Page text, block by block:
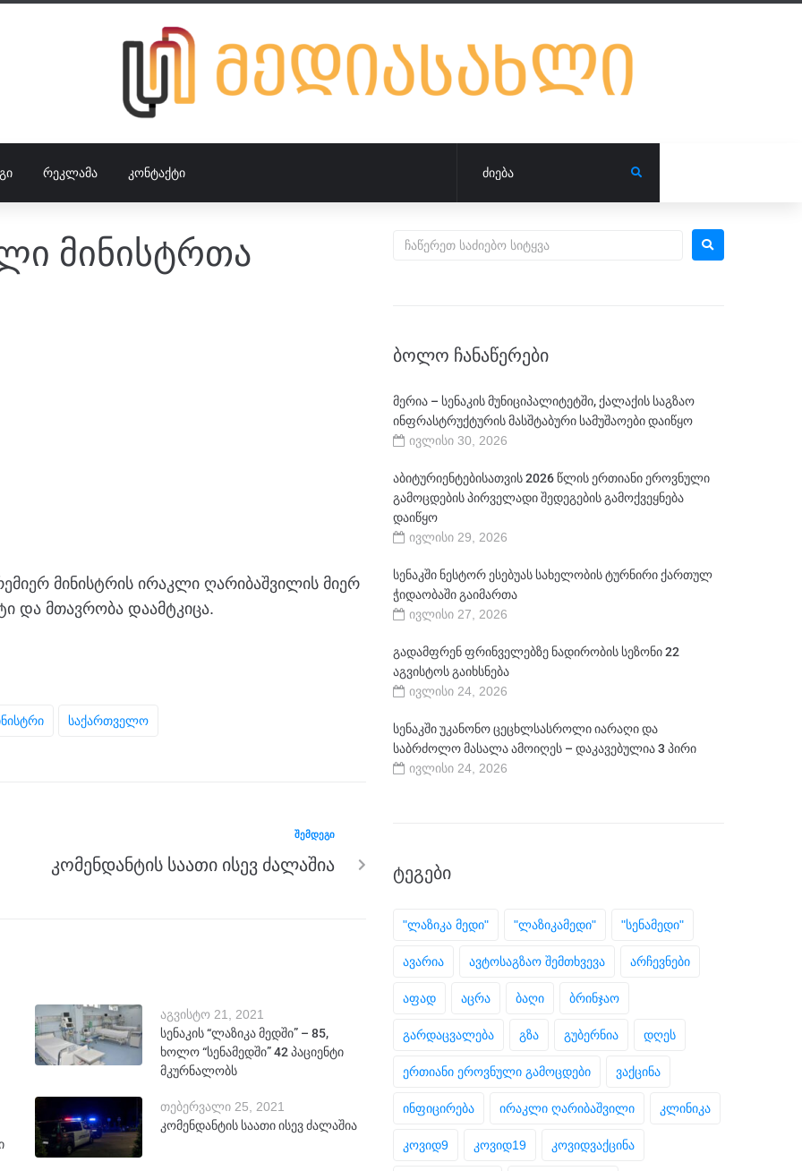
ᲠᲔᲙᲚᲐᲛᲐ ᲙᲝᲜᲢᲐᲥᲢᲘ
მინისტრთა
მინისტრის ირაკლი ღარიბაშვილის მიერ
და მთავრობა დაამტკიცა.
Საქართველო
ᲨᲔᲛᲓᲔᲒᲘ
კომენდანტის საათი ისევ ძალაშია
აგვისტო 21, 2021
სენაკის “ლაზიკა მედში” – 85,
ხოლო “სენამედში” 42 პაციენტი
მკურნალობს
თებერვალი 25, 2021
კომენდანტის საათი ისევ ძალაშია
ᲑᲝᲚᲝ ᲩᲐᲜᲐᲬᲔᲠᲔᲑᲘ
მერია – სენაკის მუნიციპალიტეტში, ქალაქის საგზაო
ინფრასტრუქტურის მასშტაბური სამუშაოები დაიწყო
ივლისი 30, 2026
აბიტურიენტებისათვის 2026 წლის ერთიანი ეროვნული
გამოცდების პირველადი შედეგების გამოქვეყნება
დაიწყო
ივლისი 29, 2026
სენაკში ნესტორ ესებუას სახელობის ტურნირი ქართულ
ჭიდაობაში გაიმართა
ივლისი 27, 2026
გადამფრენ ფრინველებზე ნადირობის სეზონი 22
აგვისტოს გაიხსნება
ივლისი 24, 2026
სენაკში უკანონო ცეცხლსასროლი იარაღი და
საბრძოლო მასალა ამოიღეს – დაკავებულია 3 პირი
ივლისი 24, 2026
ᲢᲔᲒᲔᲑᲘ
"ლაზიკა მედი" "ლაზიკამედი" "სენამედი"
ავარია ავტოსაგზაო შემთხვევა არჩევნები
აფად აცრა ბაღი ბრინჯაო
გარდაცვალება გზა გუბერნია დღეს
ერთიანი ეროვნული გამოცდები ვაქცინა
ინფიცირება ირაკლი ღარიბაშვილი კლინიკა
კოვიდ9 კოვიდ19 კოვიდვაქცინა